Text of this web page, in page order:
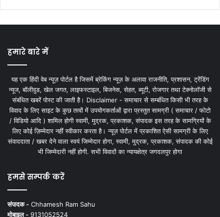
हमारे बारे में
यह एक हिंदी वेब न्यूज़ पोर्टल है जिसमें ब्रेकिंग न्यूज़ के अलावा राजनीति, प्रशासन, ट्रेंडिंग
न्यूज, बॉलीवुड, खेल जगत, लाइफस्टाइल, बिजनेस, सेहत, ब्यूटी, रोजगार तथा टेक्नोलॉजी से
संबंधित खबरें पोस्ट की जाती है। Disclaimer - समाचार से सम्बंधित किसी भी तरह के
विवाद के लिए साइट के कुछ तत्वों में उपयोगकर्ताओं द्वारा प्रस्तुत सामग्री ( समाचार / फोटो
/ विडियो आदि ) शामिल होगी स्वामी, मुद्रक, प्रकाशक, संपादक इस तरह के सामग्रियों के
लिए कोई ज़िम्मेदार नहीं स्वीकार करता है। न्यूज़ पोर्टल में प्रकाशित ऐसी सामग्री के लिए
संवाददाता / खबर देने वाला स्वयं जिम्मेदार होगा, स्वामी, मुद्रक, प्रकाशक, संपादक की कोई
भी जिम्मेदारी नहीं होगी. सभी विवादों का न्यायक्षेत्र जगदलपुर होगा
हमसे सम्पर्क करें
संपादक - Chhamesh Ram Sahu
मोबाइल - 9131052524